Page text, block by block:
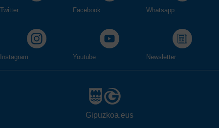
Twitter Facebook Whatsapp
Instagram Youtube Newsletter
Gipuzkoa.eus